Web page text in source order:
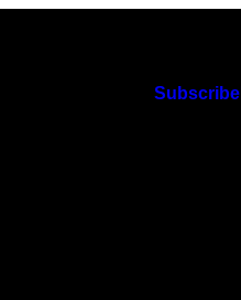
Subscribe